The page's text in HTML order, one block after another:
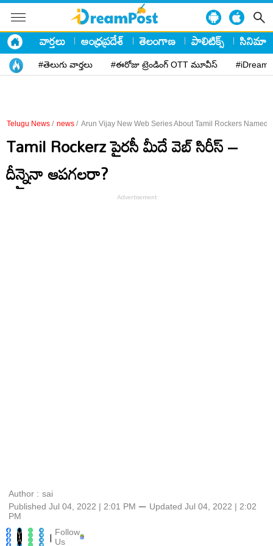
వార్తలు ఆంధ్రప్రదేశ్ తెలంగాణ పాలిటిక్స్ సినిమా
#తెలుగు వార్తలు #ఈరోజు ట్రెండింగ్ OTT మూవీస్
Telugu News / news / Arun Vijay New Web Series About Tamil Rockers
Tamil Rockerz పైరసీ మీదే వెబ్ సిరీస్ –
దీన్నైనా ఆపగలరా?
Author : sai
Published Jul 04, 2022 | 2:01 PM ⚊ Updated Jul 04, 2022 | 2:02
PM
| Follow
Us